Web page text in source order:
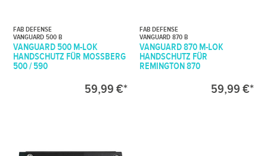
FAB DEFENSE
VANGUARD 500 B
VANGUARD 500 M-LOK
HANDSCHUTZ FÜR MOSSBERG
500 / 590
59,99 €*
FAB DEFENSE
VANGUARD 870 B
VANGUARD 870 M-LOK
HANDSCHUTZ FÜR
REMINGTON 870
59,99 €*